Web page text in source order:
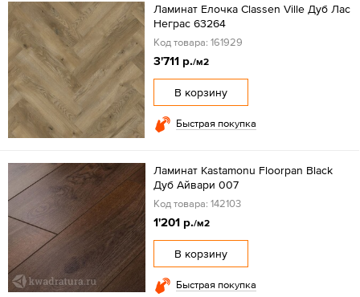
Ламинат Елочка Classen Ville Дуб Лас
Неграс 63264
Код товара: 161929
3'711 р./м2
В корзину
Быстрая покупка
Ламинат Kastamonu Floorpan Black
Дуб Айвари 007
Код товара: 142103
1'201 р./м2
В корзину
Быстрая покупка